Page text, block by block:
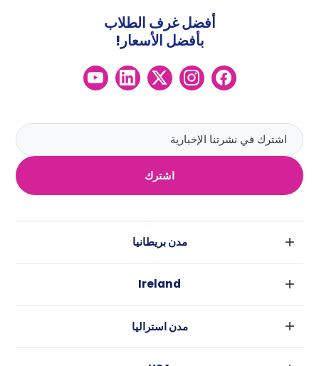
اشترك
أفضل غرف الطلاب
بأفضل الأسعار!
مدن بريطانيا
ليفربول
Ireland
كورك
مدن استراليا